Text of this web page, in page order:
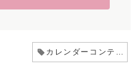
カレンダーコンテスト